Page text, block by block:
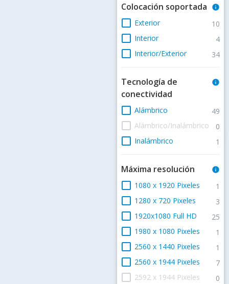
Colocación soportada info
check_box_outline_blank Exterior 10
check_box_outline_blank Interior 4
check_box_outline_blank Interior/Exterior 34
Tecnología de
conectividad
info
check_box_outline_blank Alámbrico 49
check_box_outline_blank Alámbrico/Inalámbrico 0
check_box_outline_blank Inalámbrico 1
Máxima resolución info
check_box_outline_blank 1080 x 1920 Pixeles 1
check_box_outline_blank 1280 x 720 Pixeles 3
check_box_outline_blank 1920x1080 Full HD 25
check_box_outline_blank 1980 x 1080 Pixeles 1
check_box_outline_blank 2560 x 1440 Pixeles 1
check_box_outline_blank 2560 x 1944 Pixeles 7
check_box_outline_blank 2592 x 1944 Pixeles 0